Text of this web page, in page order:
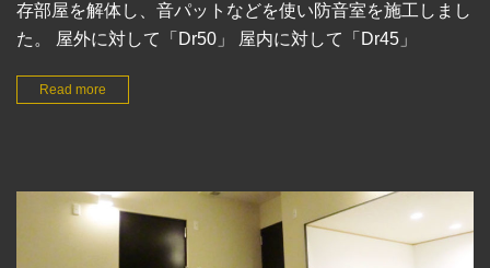
存部屋を解体し、音パットなどを使い防音室を施工しまし
た。 屋外に対して「Dr50」 屋内に対して「Dr45」
Read more